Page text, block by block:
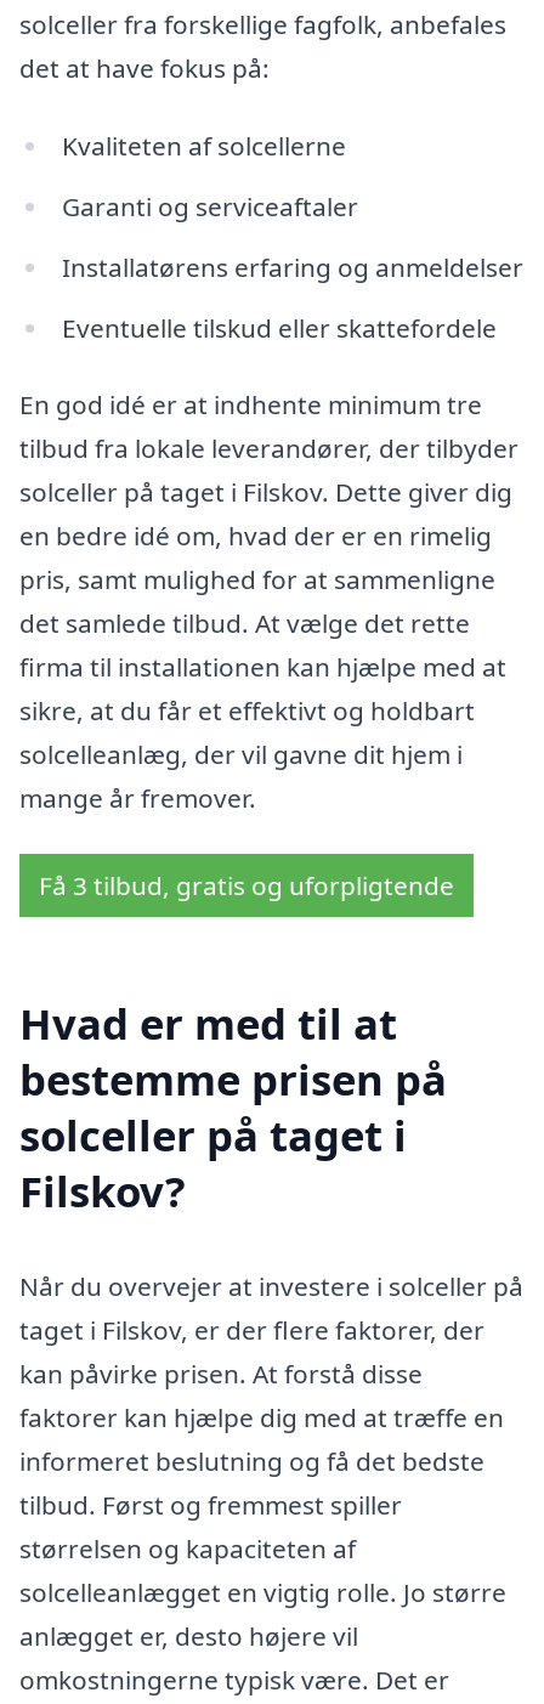
solceller fra forskellige fagfolk, anbefales
det at have fokus på:
Kvaliteten af solcellerne
Garanti og serviceaftaler
Installatørens erfaring og anmeldelser
Eventuelle tilskud eller skattefordele
En god idé er at indhente minimum tre
tilbud fra lokale leverandører, der tilbyder
solceller på taget i Filskov. Dette giver dig
en bedre idé om, hvad der er en rimelig
pris, samt mulighed for at sammenligne
det samlede tilbud. At vælge det rette
firma til installationen kan hjælpe med at
sikre, at du får et effektivt og holdbart
solcelleanlæg, der vil gavne dit hjem i
mange år fremover.
Få 3 tilbud, gratis og uforpligtende
Hvad er med til at
bestemme prisen på
solceller på taget i
Filskov?
Når du overvejer at investere i solceller på
taget i Filskov, er der flere faktorer, der
kan påvirke prisen. At forstå disse
faktorer kan hjælpe dig med at træffe en
informeret beslutning og få det bedste
tilbud. Først og fremmest spiller
størrelsen og kapaciteten af
solcelleanlægget en vigtig rolle. Jo større
anlægget er, desto højere vil
omkostningerne typisk være. Det er